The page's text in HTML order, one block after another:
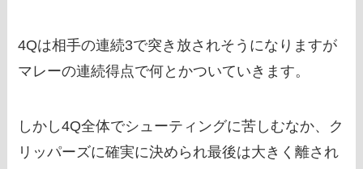
4Qは相手の連続3で突き放されそうになりますが
マレーの連続得点で何とかついていきます。
しかし4Q全体でシューティングに苦しむなか、ク
リッパーズに確実に決められ最後は大きく離され